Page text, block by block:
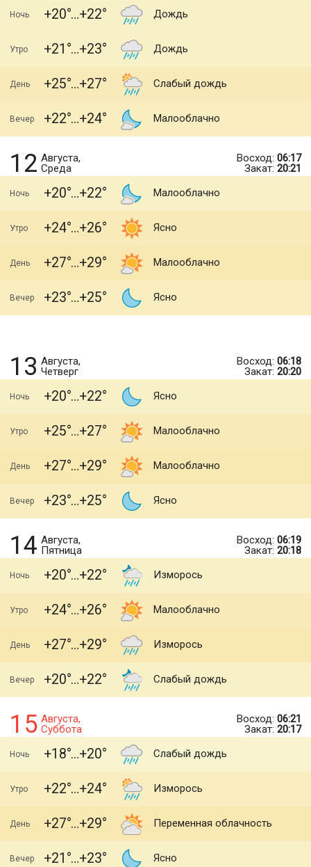
Ночь +20 +22 Дождь
Утро +21 +23 Дождь
День +25 +27 Слабый дождь
Вечер +22 +24 Малооблачно
12 Августа,
Среда
Восход: 06:17
Закат: 20:21
Ночь +20 +22 Малооблачно
Утро +24 +26 Ясно
День +27 +29 Малооблачно
Вечер +23 +25 Ясно
13 Августа,
Четверг
Восход: 06:18
Закат: 20:20
Ночь +20 +22 Ясно
Утро +25 +27 Малооблачно
День +27 +29 Малооблачно
Вечер +23 +25 Ясно
14 Августа,
Пятница
Восход: 06:19
Закат: 20:18
Ночь +20 +22 Изморось
Утро +24 +26 Малооблачно
День +27 +29 Изморось
Вечер +20 +22 Слабый дождь
15 Августа,
Суббота
Восход: 06:21
Закат: 20:17
Ночь +18 +20 Слабый дождь
Утро +22 +24 Изморось
День +27 +29 Переменная облачность
Вечер +21 +23 Ясно